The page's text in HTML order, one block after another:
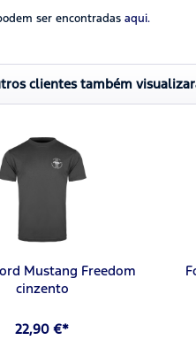
ser encontradas aqui.
clientes também
Mustang Freedom
cinzento
22,90 €*